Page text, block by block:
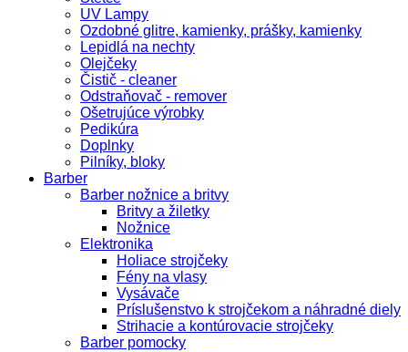
UV Lampy
Ozdobné glitre, kamienky, prášky, kamienky
Lepidlá na nechty
Olejčeky
Čistič - cleaner
Odstraňovač - remover
Ošetrujúce výrobky
Pedikúra
Doplnky
Pilníky, bloky
Barber
Barber nožnice a britvy
Britvy a žiletky
Nožnice
Elektronika
Holiace strojčeky
Fény na vlasy
Vysávače
Príslušenstvo k strojčekom a náhradné diely
Strihacie a kontúrovacie strojčeky
Barber pomocky